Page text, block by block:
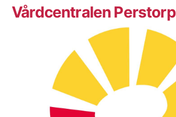
Vårdcentralen Perstorp